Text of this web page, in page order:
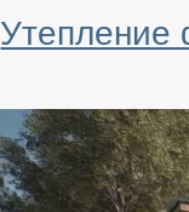
Утепление